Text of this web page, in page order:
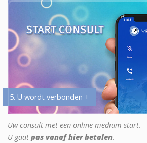
5. U wordt verbonden +
Uw consult met een online medium start.
U gaat pas vanaf hier betalen.